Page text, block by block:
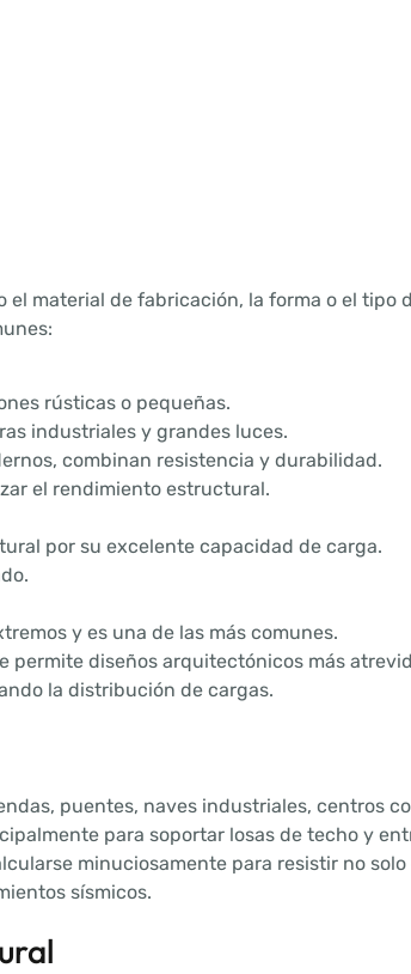
material de fabricación, la forma o el tipo
rústicas o pequeñas.
industriales y grandes luces.
combinan resistencia y durabilidad.
el rendimiento estructural.
por su excelente capacidad de carga.
y es una de las más comunes.
permite diseños arquitectónicos más
la distribución de cargas.
puentes, naves industriales, centros
para soportar losas de techo y
minuciosamente para resistir no solo
sísmicos.